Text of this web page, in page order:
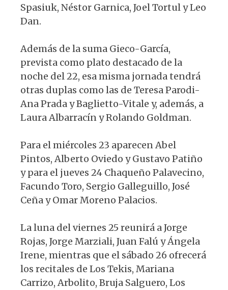
Spasiuk, Néstor Garnica, Joel Tortul y Leo
Dan.
Además de la suma Gieco-García,
prevista como plato destacado de la
noche del 22, esa misma jornada tendrá
otras duplas como las de Teresa Parodi-
Ana Prada y Baglietto-Vitale y, además, a
Laura Albarracín y Rolando Goldman.
Para el miércoles 23 aparecen Abel
Pintos, Alberto Oviedo y Gustavo Patiño
y para el jueves 24 Chaqueño Palavecino,
Facundo Toro, Sergio Galleguillo, José
Ceña y Omar Moreno Palacios.
La luna del viernes 25 reunirá a Jorge
Rojas, Jorge Marziali, Juan Falú y Ángela
Irene, mientras que el sábado 26 ofrecerá
los recitales de Los Tekis, Mariana
Carrizo, Arbolito, Bruja Salguero, Los